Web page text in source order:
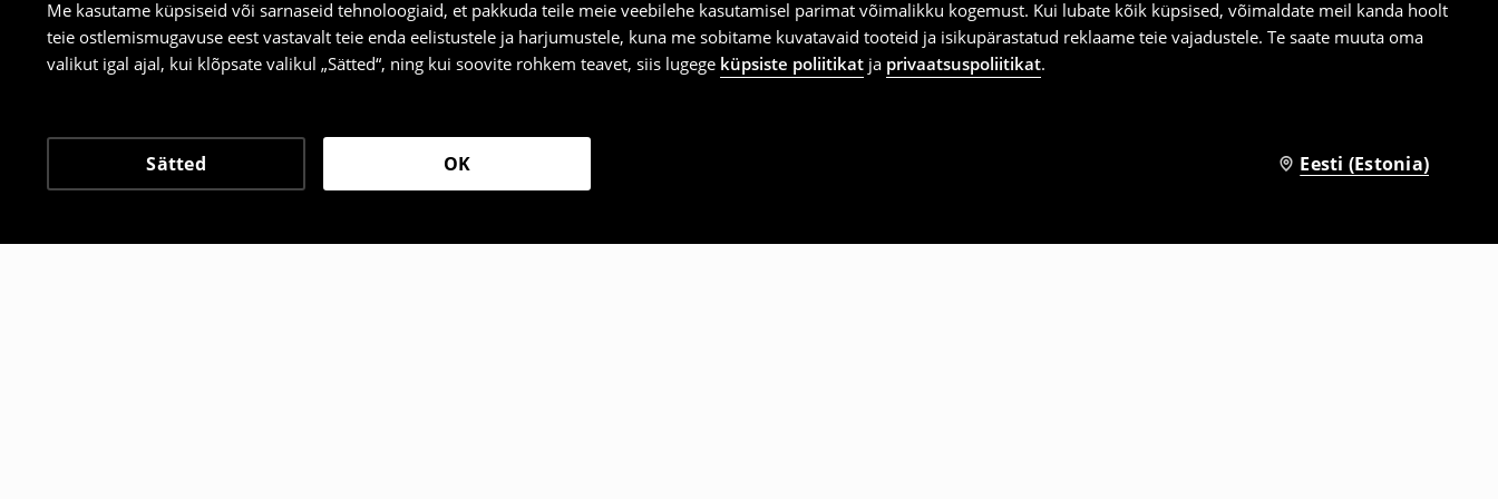
Me kasutame küpsiseid või sarnaseid tehnoloogiaid, et pakkuda teile meie veebilehe kasutamisel parimat võimalikku kogemust. Kui lubate kõik küpsised, võimaldate meil kanda hoolt
teie ostlemismugavuse eest vastavalt teie enda eelistustele ja harjumustele, kuna me sobitame kuvatavaid tooteid ja isikupärastatud reklaame teie vajadustele. Te saate muuta oma
valikut igal ajal, kui klõpsate valikul „Sätted“, ning kui soovite rohkem teavet, siis lugege küpsiste poliitikat ja privaatsuspoliitikat.
Sätted OK Eesti (Estonia)